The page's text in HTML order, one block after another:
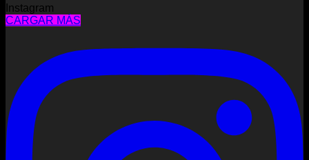
Instagram
CARGAR MÁS